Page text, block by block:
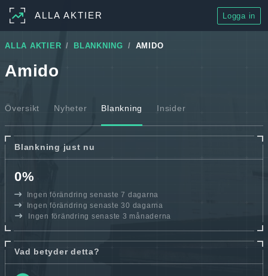
ALLA AKTIER Logga in
ALLA AKTIER BLANKNING AMIDO
Amido
Översikt Nyheter Blankning Insider
Blankning just nu
0%
Ingen förändring senaste 7 dagarna
Ingen förändring senaste 30 dagarna
Ingen förändring senaste 3 månaderna
Vad betyder detta?